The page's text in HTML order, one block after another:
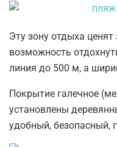
Эту зону отдыха ценят
возможность
линия до 500 м, а
Покрытие галечное
установлены
удобный, безопасный,